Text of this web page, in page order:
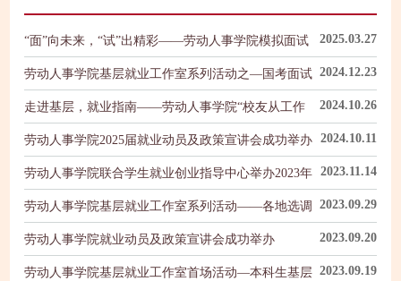
“面”向未来，“试”出精彩——劳动人事学院模拟面试
2025.03.27
劳动人事学院基层就业工作室系列活动之—国考面试 2024.12.23
走进基层，就业指南——劳动人事学院“校友从工作
2024.10.26
劳动人事学院2025届就业动员及政策宣讲会成功举办 2024.10.11
劳动人事学院联合学生就业创业指导中心举办2023年
2023.11.14
劳动人事学院基层就业工作室系列活动——各地选调
2023.09.29
劳动人事学院就业动员及政策宣讲会成功举办 2023.09.20
劳动人事学院基层就业工作室首场活动―本科生基层 2023.09.19